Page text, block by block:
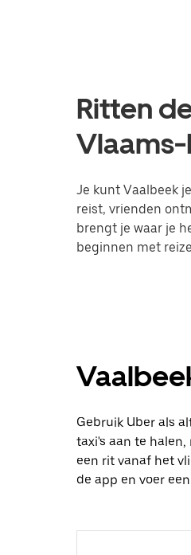
Ritten
Je kunt Vaalbeek
reist, vrienden
brengt je waar je
beginnen met
Gebruik Uber als
taxi's aan te
een rit vanaf het
de app en voer